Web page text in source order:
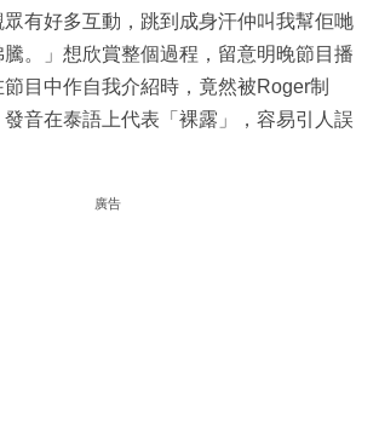
有好多互動，跳到成身汗仲叫我幫佢哋
。」想欣賞整個過程，留意明晚節目播
目中作自我介紹時，竟然被Roger制
發音在泰語上代表「裸露」，容易引人誤
廣告